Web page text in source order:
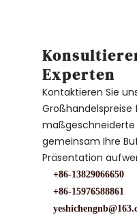
Experten
Kontaktieren Sie
maßgeschneiderte
gemeinsam Ihre
Präsentation
+86-13829066650
+86-15976588861